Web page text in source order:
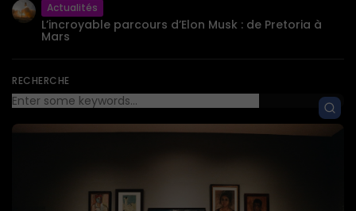
RECHERCHE
Actualités
L’incroyable parcours d’Elon Musk : de Pretoria à
Mars